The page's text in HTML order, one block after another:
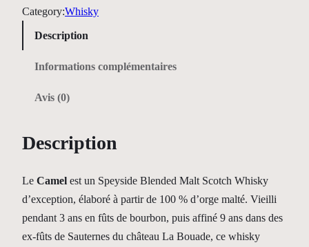
i
t
t
t
l
t
:
4
9
n
i
S
o
t
c
h
Category:Whisky
Description
Informations complémentaires
Avis (0)
Description
Le Camel est un Speyside Blended Malt Scotch Whisky
d’exception, élaboré à partir de 100 % d’orge malté. Vieilli
pendant 3 ans en fûts de bourbon, puis affiné 9 ans dans des
ex-fûts de Sauternes du château La Bouade, ce whisky